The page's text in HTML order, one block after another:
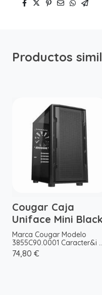
Productos
Cougar Caja
Uniface Mini Black
Marca Cougar Modelo
3855C90.0001 Caracter&i
74,80 €